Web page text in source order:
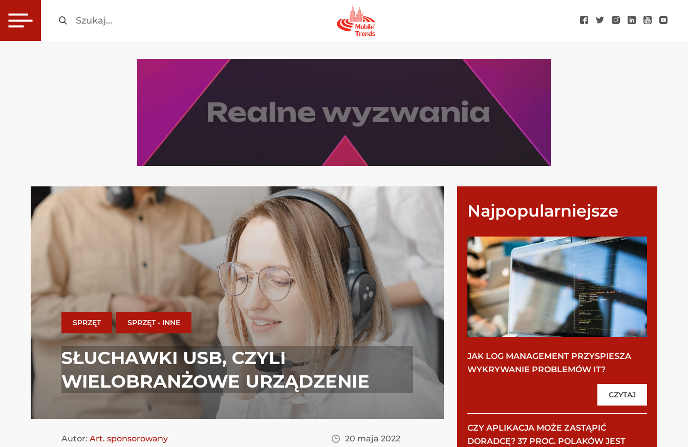
Szukaj
SPRZĘT SPRZĘT - INNE
SŁUCHAWKI USB, CZYLI
WIELOBRANŻOWE URZĄDZENIE
Autor: Art. sponsorowany 20 maja 2022
Najpopularniejsze
JAK LOG MANAGEMENT PRZYSPIESZA
WYKRYWANIE PROBLEMÓW IT?
CZYTAJ
CZY APLIKACJA MOŻE ZASTĄPIĆ
DORADCĘ? 37 PROC. POLAKÓW JEST